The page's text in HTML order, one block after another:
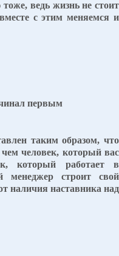
ведь жизнь не стоит
с этим меняемся и
первым
таким образом, что
человек, который вас
который работает в
строит свой
наличия наставника над